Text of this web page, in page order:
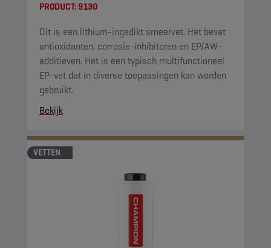
PRODUCT:9130
Dit is een lithium-ingedikt smeervet. Het bevat
antioxidanten, corrosie-inhibitoren en EP/AW-
additieven. Het is een typisch multifunctioneel
EP-vet dat in diverse toepassingen kan worden
gebruikt.
Bekijk
VETTEN